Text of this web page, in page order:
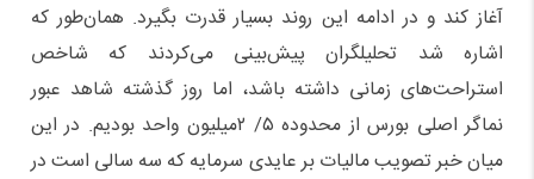
آغاز کند و در ادامه این روند بسیار قدرت بگیرد. همان‌طور که
اشاره شد تحلیلگران پیش‌بینی می‌کردند که شاخص
استراحت‌های زمانی داشته باشد، اما روز گذشته شاهد عبور
نماگر اصلی بورس از محدوده ۵/ ۲میلیون واحد بودیم. در این
میان خبر تصویب مالیات بر عایدی سرمایه که سه سالی است در